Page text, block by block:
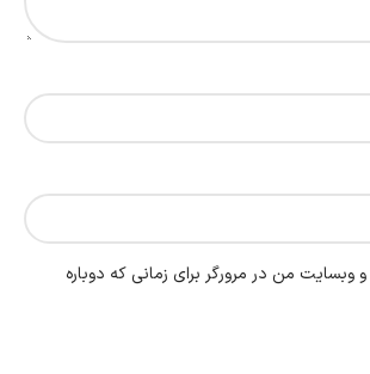
و وبسایت من در مرورگر برای زمانی که دوباره